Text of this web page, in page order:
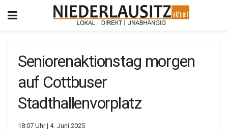
Seniorenaktionstag morgen
auf Cottbuser
Stadthallenvorplatz
18:07 Uhr | 4. Juni 2025